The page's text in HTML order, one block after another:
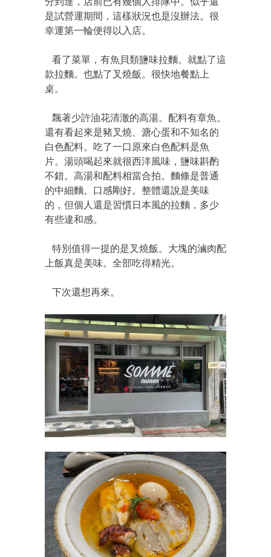
是試營運期間，這樣狀況也是沒辦法。很
幸運第一輪便得以入店。
看了菜單，有魚貝類鹽味拉麵。就點了這
款拉麵。也點了叉燒飯。很快地餐點上
桌。
飄著少許油花清澈的高湯。配料有章魚。
還有看起來是豬叉燒、溏心蛋和不知名的
白色配料。吃了一口原來白色配料是魚
片。湯頭喝起來就很西洋風味，鹽味斟酌
不錯。高湯和配料相當合拍。麵條是普通
的中細麵。口感剛好。整體還說是美味
的，但個人還是習慣日本風的拉麵，多少
有些違和感。
特別值得一提的是叉燒飯。大塊的滷肉配
上飯真是美味。全部吃得精光。
下次還想再來。